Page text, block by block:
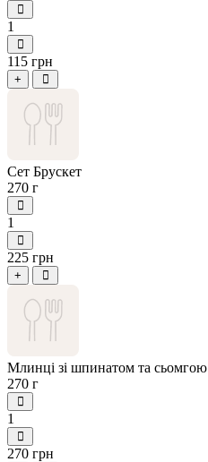
1
115 грн
+
Сет Брускет
270 г
1
225 грн
+
Млинці зі шпинатом та сьомгою
270 г
1
270 грн